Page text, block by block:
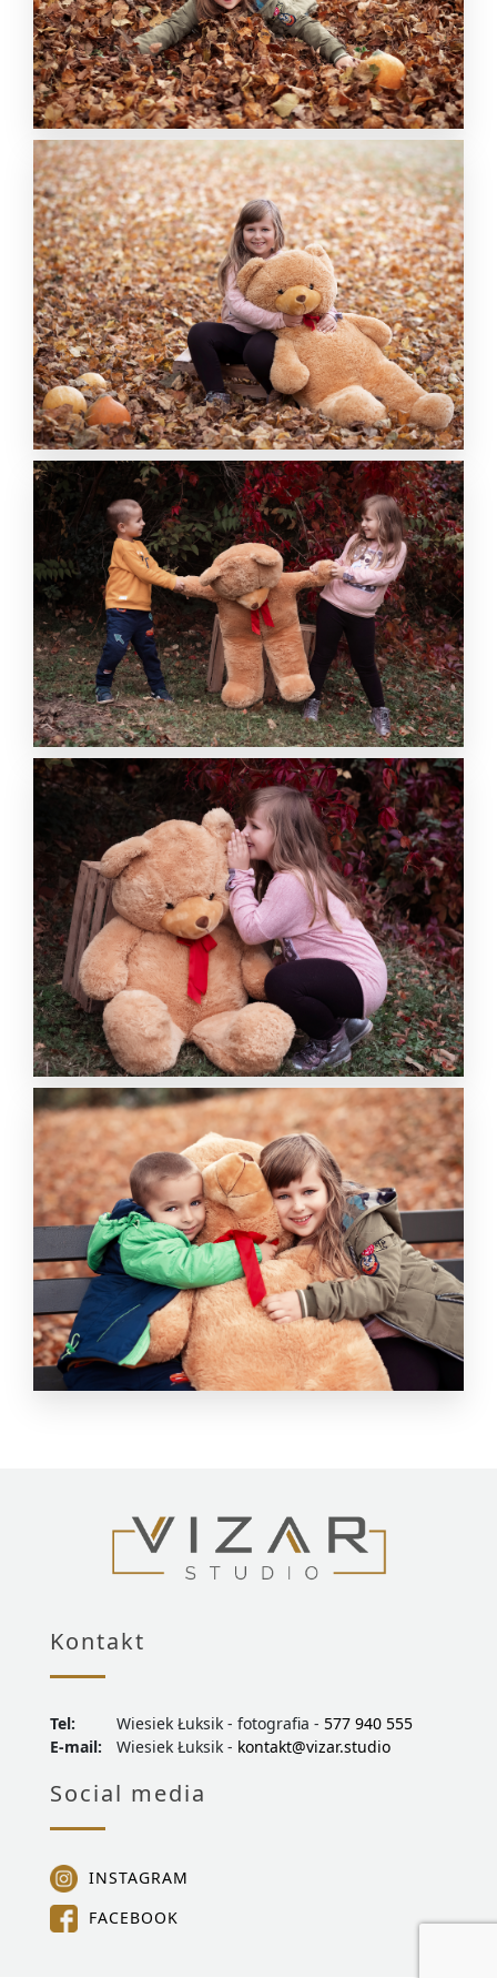
Kontakt
Tel: Wiesiek Łuksik - fotografia - 577 940 555
E-mail:
Wiesiek Łuksik - kontakt@vizar.studio
Social media
INSTAGRAM
FACEBOOK